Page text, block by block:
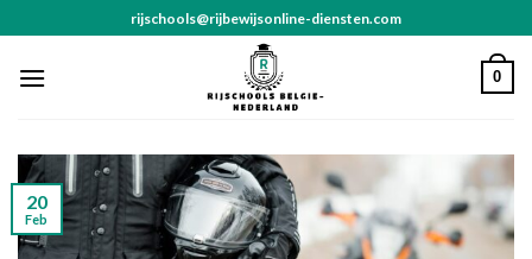
to
content
rijschools@rijbewijsonline-diensten.com
0
20
Feb